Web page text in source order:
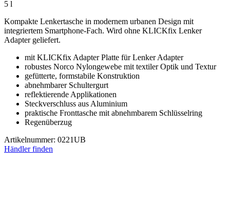
5 l
Kompakte Lenkertasche in modernem urbanen Design mit
integriertem Smartphone-Fach. Wird ohne KLICKfix Lenker
Adapter geliefert.
mit KLICKfix Adapter Platte für Lenker Adapter
robustes Norco Nylongewebe mit textiler Optik und Textur
gefütterte, formstabile Konstruktion
abnehmbarer Schultergurt
reflektierende Applikationen
Steckverschluss aus Aluminium
praktische Fronttasche mit abnehmbarem Schlüsselring
Regenüberzug
Artikelnummer: 0221UB
Händler finden